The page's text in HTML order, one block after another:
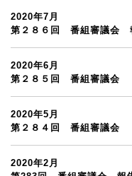
2020年7月
第２８６回 番組審議会
2020年6月
第２８５回 番組審議会
2020年5月
第２８４回 番組審議会
2020年2月